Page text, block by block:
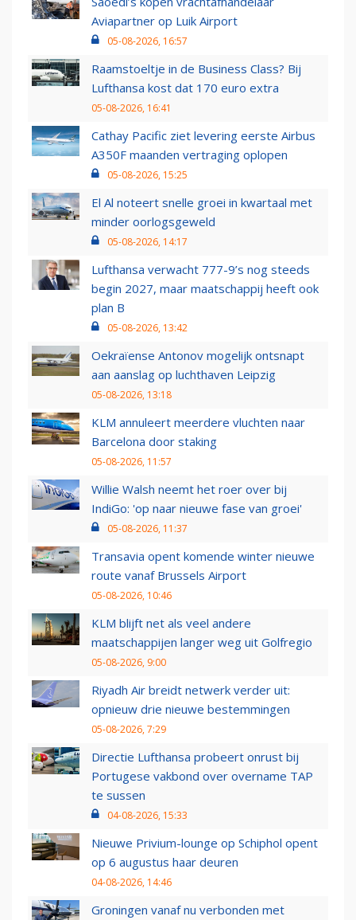
Aviapartner op Luik Airport
05-08-2026, 16:57
Raamstoeltje in de Business Class? Bij
Lufthansa kost dat 170 euro extra
05-08-2026, 16:41
Cathay Pacific ziet levering eerste Airbus
A350F maanden vertraging oplopen
05-08-2026, 15:25
El Al noteert snelle groei in kwartaal met
minder oorlogsgeweld
05-08-2026, 14:17
Lufthansa verwacht 777-9’s nog steeds
begin 2027, maar maatschappij heeft ook
plan B
05-08-2026, 13:42
Oekraïense Antonov mogelijk ontsnapt
aan aanslag op luchthaven Leipzig
05-08-2026, 13:18
KLM annuleert meerdere vluchten naar
Barcelona door staking
05-08-2026, 11:57
Willie Walsh neemt het roer over bij
IndiGo: 'op naar nieuwe fase van groei'
05-08-2026, 11:37
Transavia opent komende winter nieuwe
route vanaf Brussels Airport
05-08-2026, 10:46
KLM blijft net als veel andere
maatschappijen langer weg uit Golfregio
05-08-2026, 9:00
Riyadh Air breidt netwerk verder uit:
opnieuw drie nieuwe bestemmingen
05-08-2026, 7:29
Directie Lufthansa probeert onrust bij
Portugese vakbond over overname TAP
te sussen
04-08-2026, 15:33
Nieuwe Privium-lounge op Schiphol opent
op 6 augustus haar deuren
04-08-2026, 14:46
Groningen vanaf nu verbonden met